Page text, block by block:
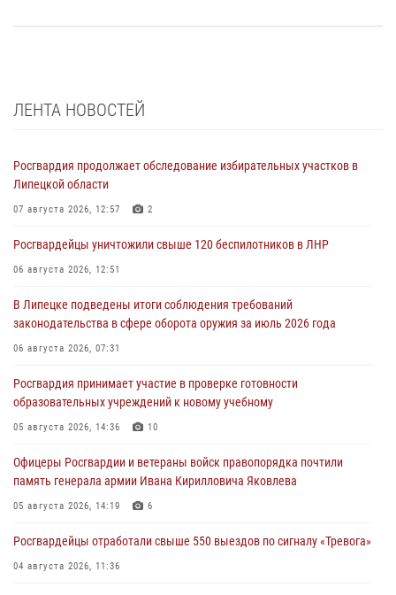
ЛЕНТА НОВОСТЕЙ
Росгвардия продолжает обследование избирательных участков в
Липецкой области
07 августа 2026, 12:57 2
Росгвардейцы уничтожили свыше 120 беспилотников в ЛНР
06 августа 2026, 12:51
В Липецке подведены итоги соблюдения требований
законодательства в сфере оборота оружия за июль 2026 года
06 августа 2026, 07:31
Росгвардия принимает участие в проверке готовности
образовательных учреждений к новому учебному
05 августа 2026, 14:36 10
Офицеры Росгвардии и ветераны войск правопорядка почтили
память генерала армии Ивана Кирилловича Яковлева
05 августа 2026, 14:19 6
Росгвардейцы отработали свыше 550 выездов по сигналу «Тревога»
04 августа 2026, 11:36